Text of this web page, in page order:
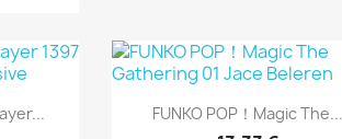
Anteprima
FUNKO POP！Magic The...